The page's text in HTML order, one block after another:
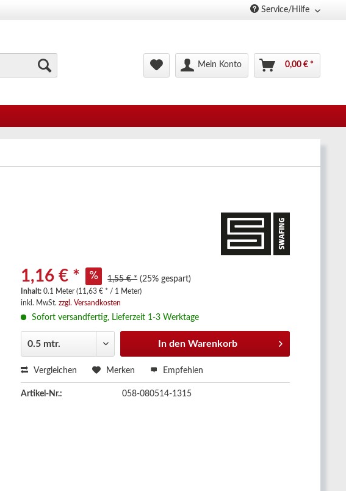
Service/Hilfe
Mein Konto 0,00 € *
1,16 € * 1,55 € * (25% gespart)
Inhalt:0.1 Meter (11,63 € * / 1 Meter)
inkl. MwSt.zzgl. Versandkosten
Sofort versandfertig, Lieferzeit 1-3 Werktage
In den Warenkorb
Vergleichen Merken Empfehlen
Artikel-Nr.: 058-080514-1315